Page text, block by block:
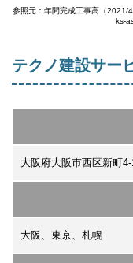
参照元：年間完成工事高（2021/
ks-
テクノ建設サー
大阪府大阪市西区新町
大阪、東京、札幌